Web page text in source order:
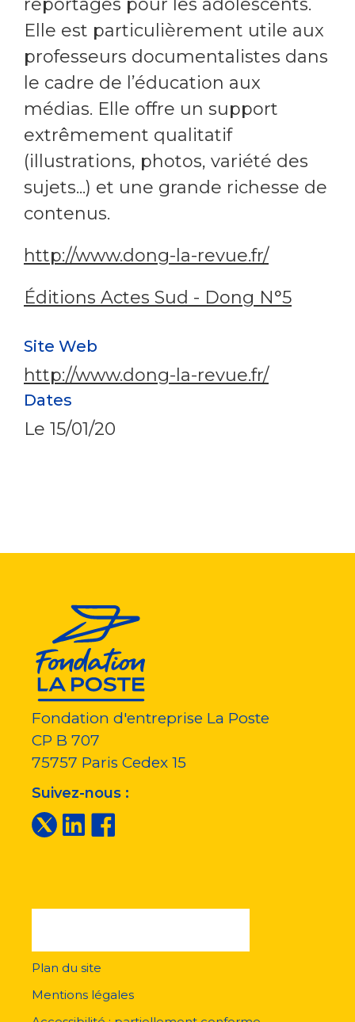
Elle est particulièrement utile aux
professeurs documentalistes dans
le cadre de l’éducation aux
médias. Elle offre un support
extrêmement qualitatif
(illustrations, photos, variété des
sujets...) et une grande richesse de
contenus.
http://www.dong-la-revue.fr/
Éditions Actes Sud - Dong N°5
Site Web
http://www.dong-la-revue.fr/
Dates
Le 15/01/20
Fondation d'entreprise La Poste
CP B 707
75757 Paris Cedex 15
Suivez-nous :
pied
Plan du site
Mentions légales